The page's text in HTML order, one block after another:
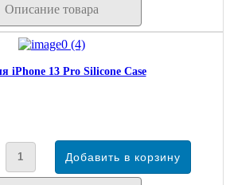
Описание товара
iPhone 13 Pro Silicone Case